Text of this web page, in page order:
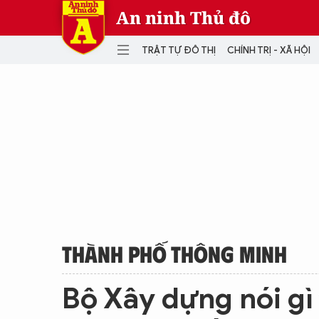
An ninh Thủ đô
TRẬT TỰ ĐÔ THỊ CHÍNH TRỊ - XÃ HỘI
THÀNH PHỐ THÔNG MINH
Bộ Xây dựng nói